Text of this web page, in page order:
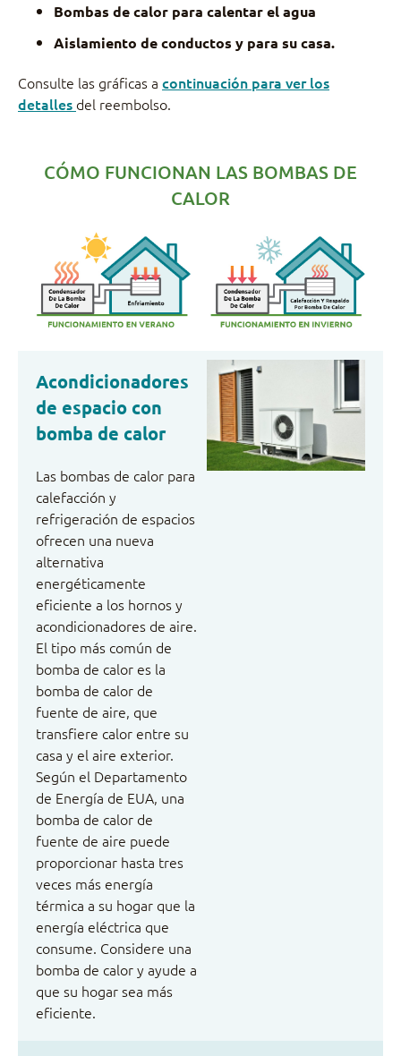
Bombas de calor para calentar el agua
Aislamiento de conductos y para su casa.
Consulte las gráficas a continuación para ver los
detalles del reembolso.
CÓMO FUNCIONAN LAS BOMBAS DE
CALOR​
Acondicionadores
de espacio con
bomba de calor
Las bombas de calor para
calefacción y
refrigeración de espacios
ofrecen una nueva
alternativa
energéticamente
eficiente a los hornos y
acondicionadores de aire.
El tipo más común de
bomba de calor es la
bomba de calor de
fuente de aire, que
transfiere calor entre su
casa y el aire exterior.
Según el Departamento
de Energía de EUA, una
bomba de calor de
fuente de aire puede
proporcionar hasta tres
veces más energía
térmica a su hogar que la
energía eléctrica que
consume. Considere una
bomba de calor y ayude a
que su hogar sea más
eficiente.